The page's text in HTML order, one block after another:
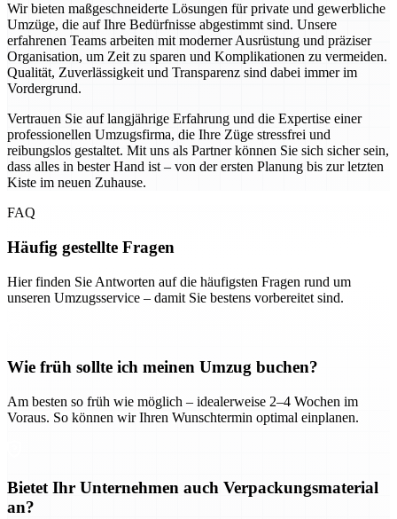
Wir bieten maßgeschneiderte Lösungen für private und gewerbliche
Umzüge, die auf Ihre Bedürfnisse abgestimmt sind. Unsere
erfahrenen Teams arbeiten mit moderner Ausrüstung und präziser
Organisation, um Zeit zu sparen und Komplikationen zu vermeiden.
Qualität, Zuverlässigkeit und Transparenz sind dabei immer im
Vordergrund.
Vertrauen Sie auf langjährige Erfahrung und die Expertise einer
professionellen Umzugsfirma, die Ihre Züge stressfrei und
reibungslos gestaltet. Mit uns als Partner können Sie sich sicher sein,
dass alles in bester Hand ist – von der ersten Planung bis zur letzten
Kiste im neuen Zuhause.
FAQ
Häufig gestellte Fragen
Hier finden Sie Antworten auf die häufigsten Fragen rund um
unseren Umzugsservice – damit Sie bestens vorbereitet sind.
Wie früh sollte ich meinen Umzug buchen?
Am besten so früh wie möglich – idealerweise 2–4 Wochen im
Voraus. So können wir Ihren Wunschtermin optimal einplanen.
Bietet Ihr Unternehmen auch Verpackungsmaterial
an?